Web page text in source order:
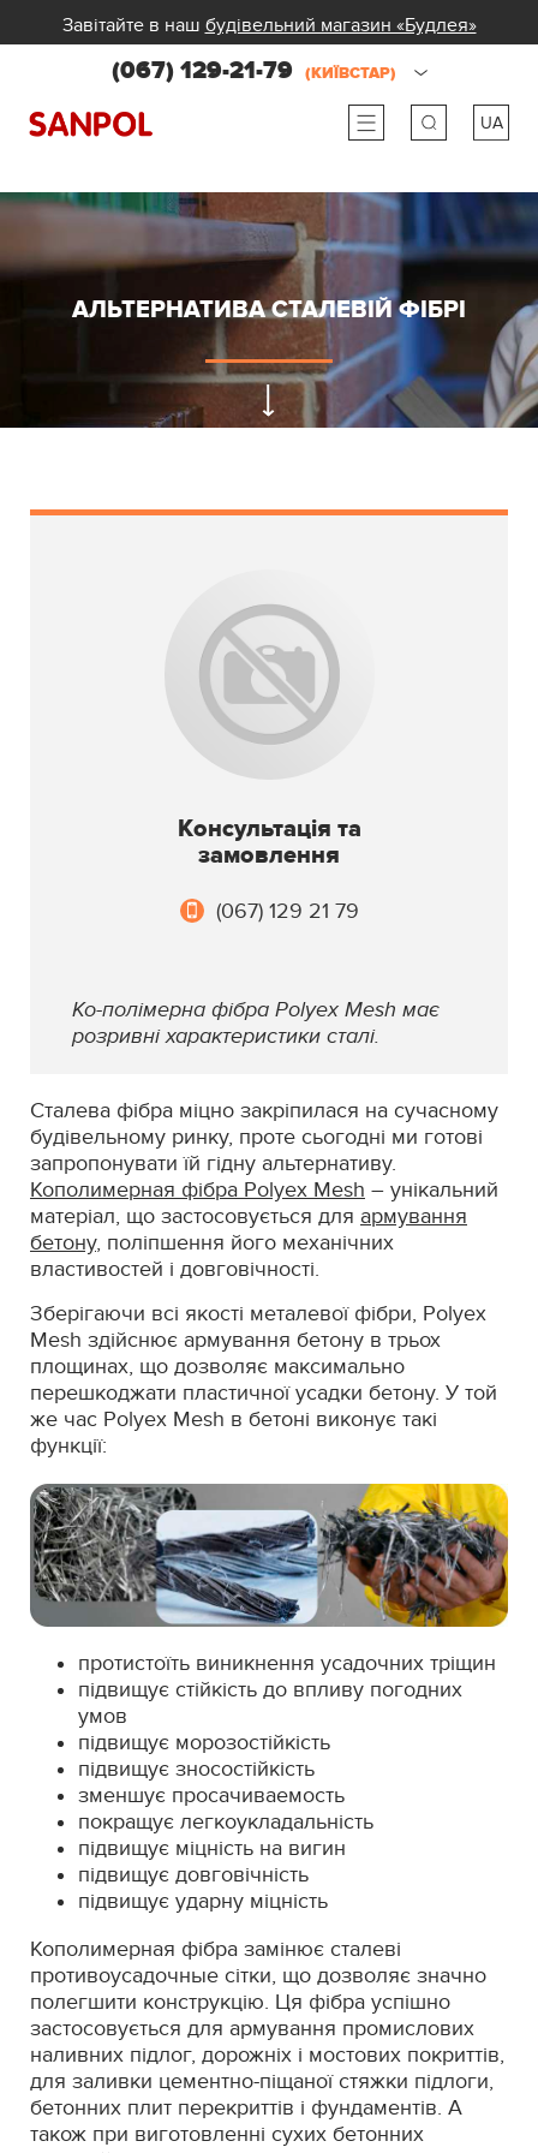
Завітайте в наш будівельний магазин «Будлея»
(067) 129-21-79 (КИЇВСТАР)
UA
ua
АЛЬТЕРНАТИВА СТАЛЕВІЙ ФІБРІ
Консультація та
замовлення
(067) 129 21 79
Ко-полімерна фібра Polyex Mesh має
розривні характеристики сталі.
Сталева фібра міцно закріпилася на сучасному
будівельному ринку, проте сьогодні ми готові
запропонувати їй гідну альтернативу.
Кополимерная фібра Polyex Mesh – унікальний
матеріал, що застосовується для армування
бетону, поліпшення його механічних
властивостей і довговічності.
Зберігаючи всі якості металевої фібри, Polyex
Mesh здійснює армування бетону в трьох
площинах, що дозволяє максимально
перешкоджати пластичної усадки бетону. У той
же час Polyex Mesh в бетоні виконує такі
функції:
протистоїть виникнення усадочних тріщин
підвищує стійкість до впливу погодних
умов
підвищує морозостійкість
підвищує зносостійкість
зменшує просачиваемость
покращує легкоукладальність
підвищує міцність на вигин
підвищує довговічність
підвищує ударну міцність
Кополимерная фібра замінює сталеві
противоусадочные сітки, що дозволяє значно
полегшити конструкцію. Ця фібра успішно
застосовується для армування промислових
наливних підлог, дорожніх і мостових покриттів,
для заливки цементно-піщаної стяжки підлоги,
бетонних плит перекриттів і фундаментів. А
також при виготовленні сухих бетонних